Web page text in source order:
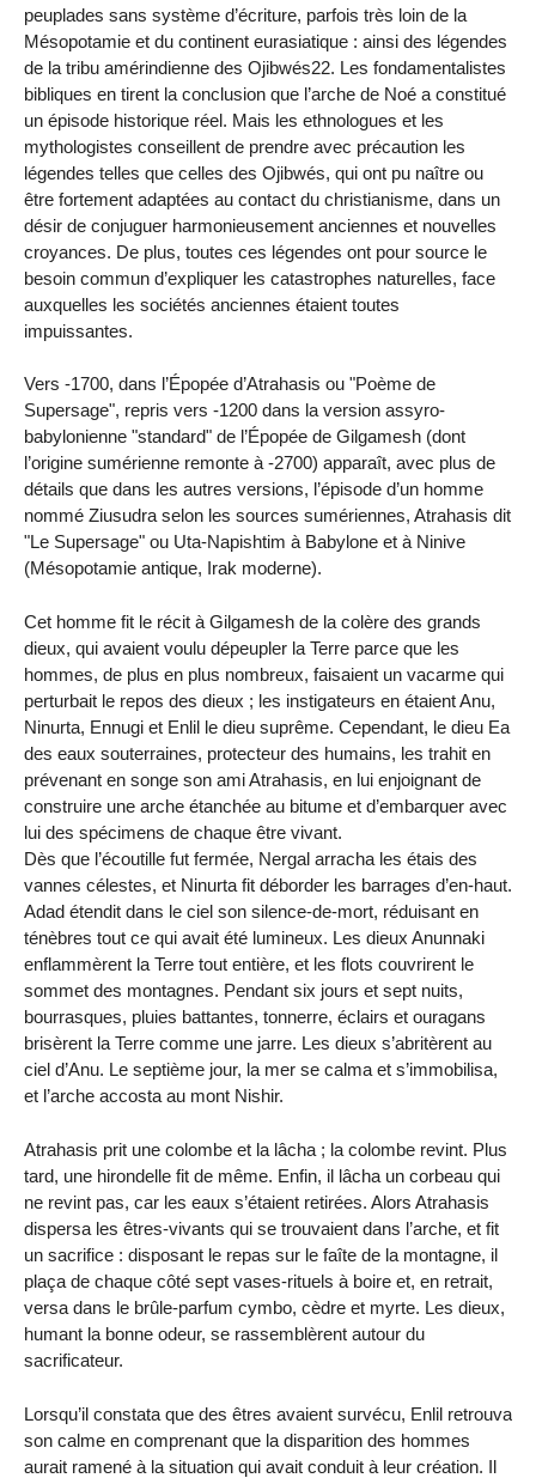
peuplades sans système d’écriture, parfois très loin de la
Mésopotamie et du continent eurasiatique : ainsi des légendes
de la tribu amérindienne des Ojibwés22. Les fondamentalistes
bibliques en tirent la conclusion que l’arche de Noé a constitué
un épisode historique réel. Mais les ethnologues et les
mythologistes conseillent de prendre avec précaution les
légendes telles que celles des Ojibwés, qui ont pu naître ou
être fortement adaptées au contact du christianisme, dans un
désir de conjuguer harmonieusement anciennes et nouvelles
croyances. De plus, toutes ces légendes ont pour source le
besoin commun d’expliquer les catastrophes naturelles, face
auxquelles les sociétés anciennes étaient toutes
impuissantes.
Vers -1700, dans l’Épopée d’Atrahasis ou "Poème de
Supersage", repris vers -1200 dans la version assyro-
babylonienne "standard" de l’Épopée de Gilgamesh (dont
l’origine sumérienne remonte à -2700) apparaît, avec plus de
détails que dans les autres versions, l’épisode d’un homme
nommé Ziusudra selon les sources sumériennes, Atrahasis dit
"Le Supersage" ou Uta-Napishtim à Babylone et à Ninive
(Mésopotamie antique, Irak moderne).
Cet homme fit le récit à Gilgamesh de la colère des grands
dieux, qui avaient voulu dépeupler la Terre parce que les
hommes, de plus en plus nombreux, faisaient un vacarme qui
perturbait le repos des dieux ; les instigateurs en étaient Anu,
Ninurta, Ennugi et Enlil le dieu suprême. Cependant, le dieu Ea
des eaux souterraines, protecteur des humains, les trahit en
prévenant en songe son ami Atrahasis, en lui enjoignant de
construire une arche étanchée au bitume et d’embarquer avec
lui des spécimens de chaque être vivant.
Dès que l’écoutille fut fermée, Nergal arracha les étais des
vannes célestes, et Ninurta fit déborder les barrages d’en-haut.
Adad étendit dans le ciel son silence-de-mort, réduisant en
ténèbres tout ce qui avait été lumineux. Les dieux Anunnaki
enflammèrent la Terre tout entière, et les flots couvrirent le
sommet des montagnes. Pendant six jours et sept nuits,
bourrasques, pluies battantes, tonnerre, éclairs et ouragans
brisèrent la Terre comme une jarre. Les dieux s’abritèrent au
ciel d’Anu. Le septième jour, la mer se calma et s’immobilisa,
et l’arche accosta au mont Nishir.
Atrahasis prit une colombe et la lâcha ; la colombe revint. Plus
tard, une hirondelle fit de même. Enfin, il lâcha un corbeau qui
ne revint pas, car les eaux s’étaient retirées. Alors Atrahasis
dispersa les êtres-vivants qui se trouvaient dans l’arche, et fit
un sacrifice : disposant le repas sur le faîte de la montagne, il
plaça de chaque côté sept vases-rituels à boire et, en retrait,
versa dans le brûle-parfum cymbo, cèdre et myrte. Les dieux,
humant la bonne odeur, se rassemblèrent autour du
sacrificateur.
Lorsqu’il constata que des êtres avaient survécu, Enlil retrouva
son calme en comprenant que la disparition des hommes
aurait ramené à la situation qui avait conduit à leur création. Il